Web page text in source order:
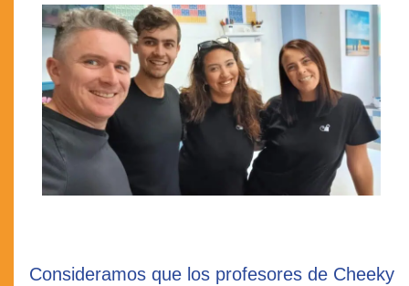
Consideramos que los profesores de Cheeky